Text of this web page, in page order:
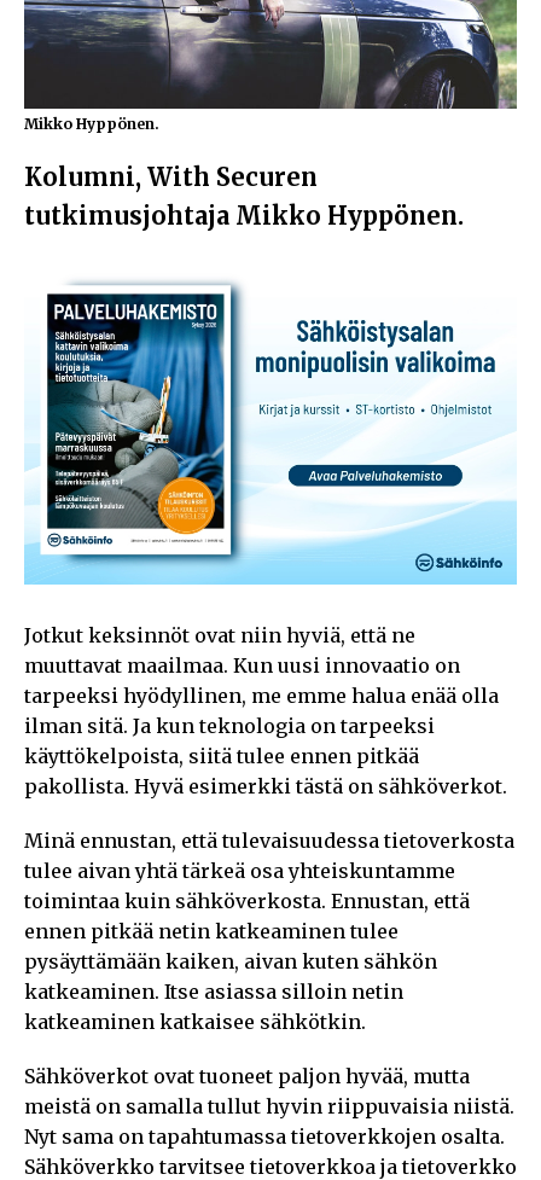
Mikko Hyppönen.
Kolumni, With Securen
tutkimusjohtaja Mikko Hyppönen.
Jotkut keksinnöt ovat niin hyviä, että ne
muuttavat maailmaa. Kun uusi innovaatio on
tarpeeksi hyödyllinen, me emme halua enää olla
ilman sitä. Ja kun teknologia on tarpeeksi
käyttökelpoista, siitä tulee ennen pitkää
pakollista. Hyvä esimerkki tästä on sähköverkot.
Minä ennustan, että tulevaisuudessa tietoverkosta
tulee aivan yhtä tärkeä osa yhteiskuntamme
toimintaa kuin sähköverkosta. Ennustan, että
ennen pitkää netin katkeaminen tulee
pysäyttämään kaiken, aivan kuten sähkön
katkeaminen. Itse asiassa silloin netin
katkeaminen katkaisee sähkötkin.
Sähköverkot ovat tuoneet paljon hyvää, mutta
meistä on samalla tullut hyvin riippuvaisia niistä.
Nyt sama on tapahtumassa tietoverkkojen osalta.
Sähköverkko tarvitsee tietoverkkoa ja tietoverkko